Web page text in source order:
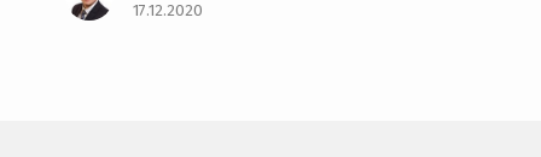
17.12.2020